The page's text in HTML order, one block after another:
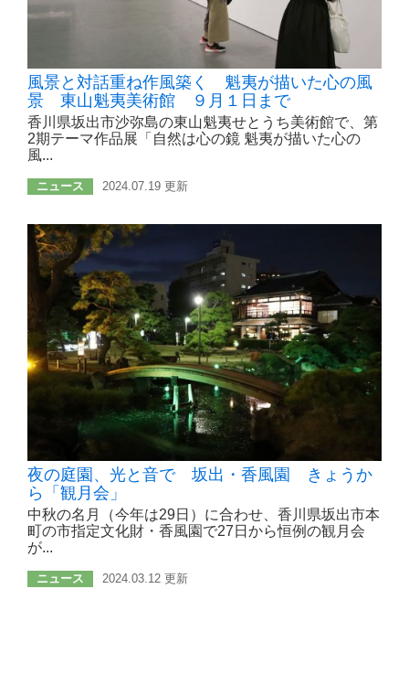
風景と対話重ね作風築く 魁夷が描いた心の風
景 東山魁夷美術館 ９月１日まで
香川県坂出市沙弥島の東山魁夷せとうち美術館で、第
2期テーマ作品展「自然は心の鏡 魁夷が描いた心の
風...
ニュース 2024.07.19 更新
夜の庭園、光と音で 坂出・香風園 きょうか
ら「観月会」
中秋の名月（今年は29日）に合わせ、香川県坂出市本
町の市指定文化財・香風園で27日から恒例の観月会
が...
ニュース 2024.03.12 更新